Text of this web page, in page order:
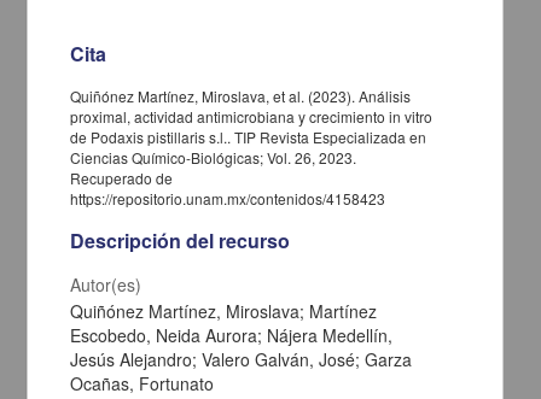
Carta de José María Maytorena a Francisco I. Madero en la que
informa se irá a la costa por prescripción médica
Maytorena, José María
Cita
Quiñónez Martínez, Miroslava, et al. (2023). Análisis
proximal, actividad antimicrobiana y crecimiento in vitro
de Podaxis pistillaris s.l.. TIP Revista Especializada en
Ciencias Químico-Biológicas; Vol. 26, 2023.
Recuperado de
https://repositorio.unam.mx/contenidos/4158423
Descripción del recurso
Autor(es)
Quiñónez Martínez, Miroslava; Martínez
Escobedo, Neida Aurora; Nájera Medellín,
Jesús Alejandro; Valero Galván, José; Garza
Ocañas, Fortunato